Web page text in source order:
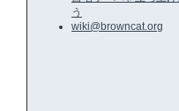
う
wiki@browncat.org